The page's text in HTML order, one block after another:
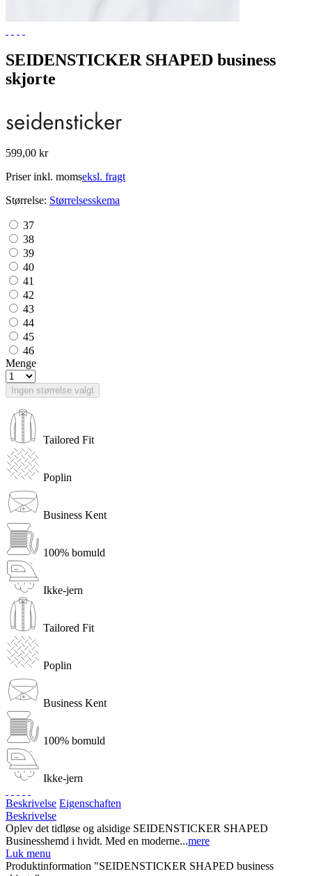
SEIDENSTICKER SHAPED business
skjorte
599,00 kr
Priser inkl. momseksl. fragt
Størrelse: Størrelsesskema
37
38
39
40
41
42
43
44
45
46
Menge
Ingen størrelse valgt
Tailored Fit
Poplin
Business Kent
100% bomuld
Ikke-jern
Tailored Fit
Poplin
Business Kent
100% bomuld
Ikke-jern
Beskrivelse Eigenschaften
Beskrivelse
Oplev det tidløse og alsidige SEIDENSTICKER SHAPED
Businesshemd i hvidt. Med en moderne...mere
Luk menu
Produktinformation "SEIDENSTICKER SHAPED business